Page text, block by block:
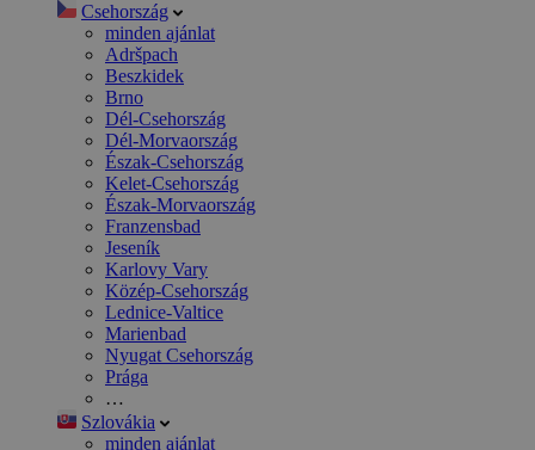
Csehország
minden ajánlat
Adršpach
Beszkidek
Brno
Dél-Csehország
Dél-Morvaország
Észak-Csehország
Kelet-Csehország
Észak-Morvaország
Franzensbad
Jeseník
Karlovy Vary
Közép-Csehország
Lednice-Valtice
Marienbad
Nyugat Csehország
Prága
…
Szlovákia
minden ajánlat